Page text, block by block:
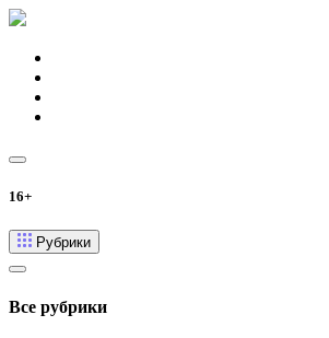
16+
Рубрики
Все рубрики